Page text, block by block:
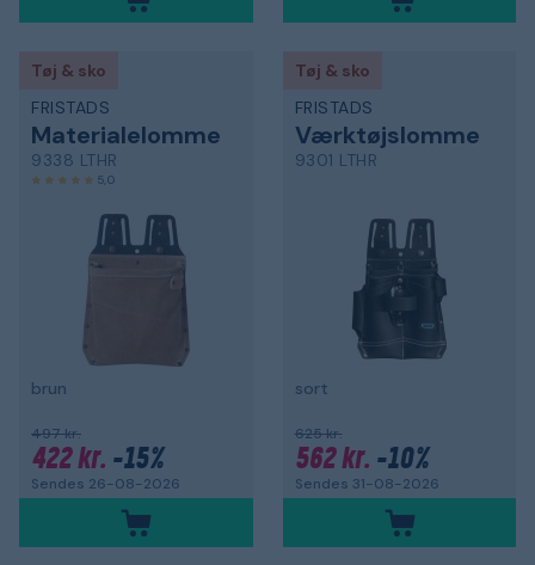
Tøj & sko
FRISTADS
Materialelomme
9338 LTHR
5,0
brun
497 kr.
422 kr. -15%
Sendes 26-08-2026
Tøj & sko
FRISTADS
Værktøjslomme
9301 LTHR
sort
625 kr.
562 kr. -10%
Sendes 31-08-2026